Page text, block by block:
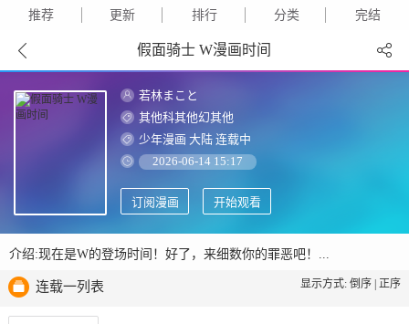
推荐 更新 排行 分类 完结
假面骑士 W漫画时间
若林まこと
其他科其他幻其他
少年漫画 大陆 连载中
2026-06-14 15:17
订阅漫画 开始观看
介绍:现在是W的登场时间！好了，来细数你的罪恶吧！...
连载一列表 显示方式: 倒序 |正序